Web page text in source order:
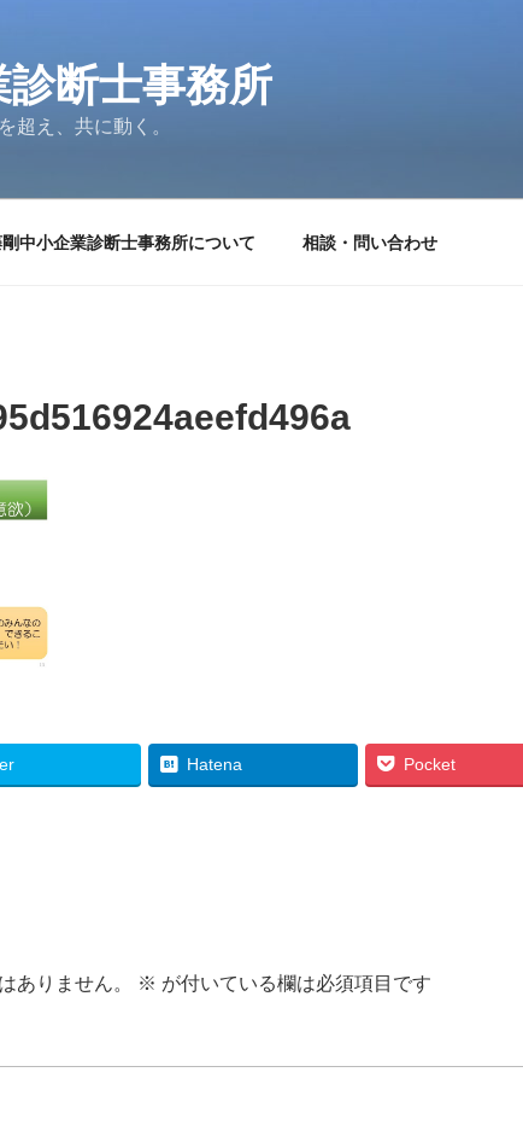
断士事務所
超え、共に動く。
中小企業診断士事務所について 相談・問い合わせ
Hatena Pocket
ありません。 ※ が付いている欄は必須項目です